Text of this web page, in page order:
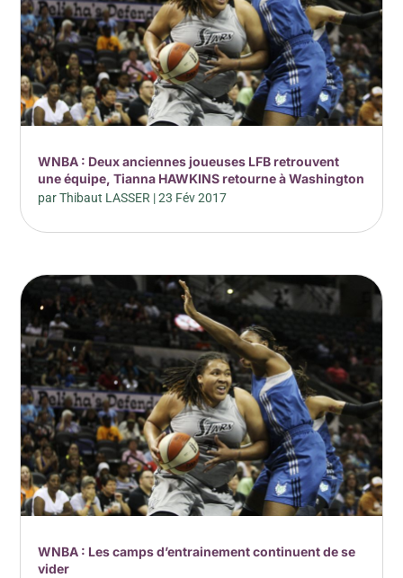
WNBA : Deux anciennes joueuses LFB retrouvent
une équipe, Tianna HAWKINS retourne à Washington
parThibaut LASSER |23 Fév 2017
WNBA : Les camps d’entrainement continuent de se
vider